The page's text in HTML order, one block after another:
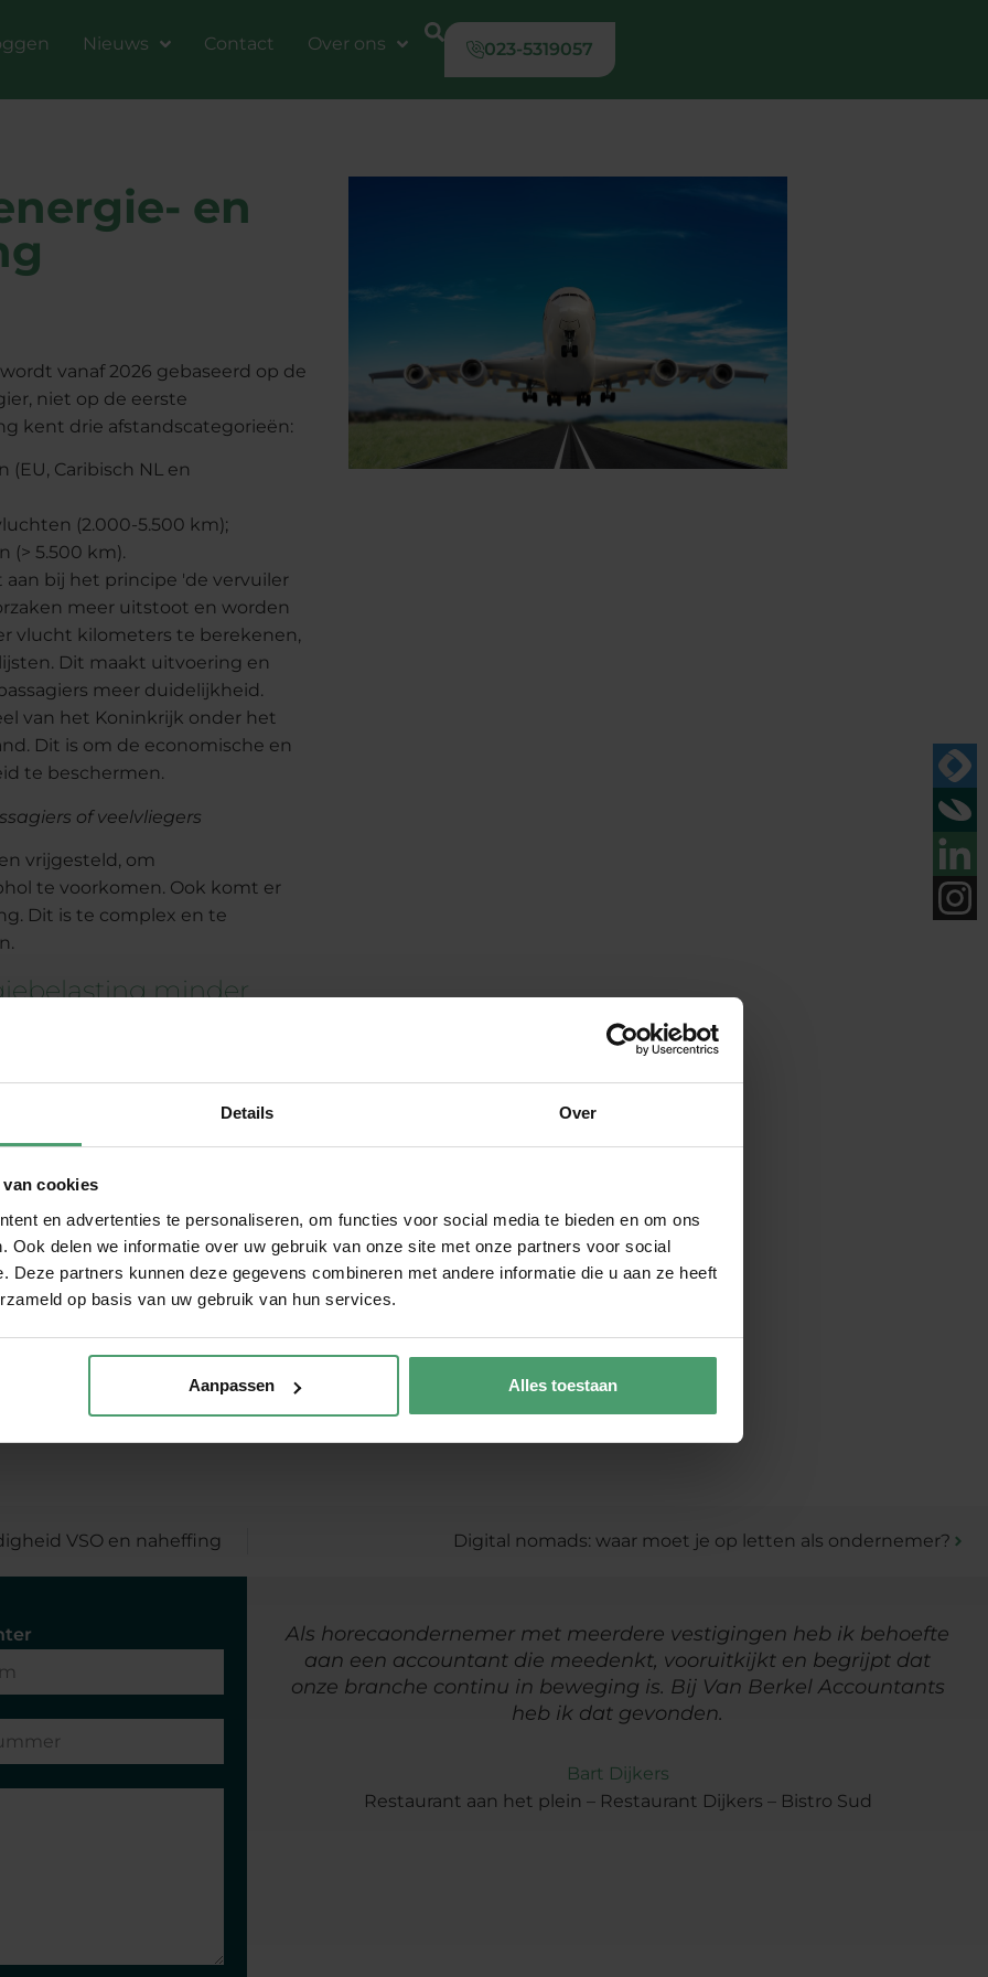
Details Over
cookies
en advertenties te personaliseren, om functies voor social media te bieden en om ons
Ook delen we informatie over uw gebruik van onze site met onze partners voor social
Deze partners kunnen deze gegevens combineren met andere informatie die u aan ze heeft
op basis van uw gebruik van hun services.
Aanpassen Alles toestaan
Nieuws Contact Over ons 023-5319057
en
vanaf 2026 gebaseerd op de
niet op de eerste
kent drie afstandscategorieën:
Caribisch NL en
(2.000-5.500 km);
(> 5.500 km).
bij het principe 'de vervuiler
meer uitstoot en worden
vlucht kilometers te berekenen,
Dit maakt uitvoering en
meer duidelijkheid.
van het Koninkrijk onder het
Dit is om de economische en
te beschermen.
of veelvliegers
vrijgesteld, om
te voorkomen. Ook komt er
Dit is te complex en te
minder
Dit is een
de verbruikte hoeveelheid
wordt gebracht op de
€ 524,95 (excl. btw). In de
ook wel aangeduid als
om met ingang van 1 januari
te verhogen ten
in 2026 bedraagt € 9,30.
is per saldo -€ 5,15 in plaats van
basispad zat.
| 15-09-2025
dan altijd contact op voor een advies op maat.
VSO en naheffing Digital nomads: waar moet je op letten als ondernemer?
kan ik van week tot
een zeer lage
Als horecaondernemer met meerdere vestigingen heb ik behoefte
aan een accountant die meedenkt, vooruitkijkt en begrijpt dat
onze branche continu in beweging is. Bij Van Berkel Accountants
heb ik dat gevonden.
Bart Dijkers
Restaurant aan het plein – Restaurant Dijkers – Bistro Sud